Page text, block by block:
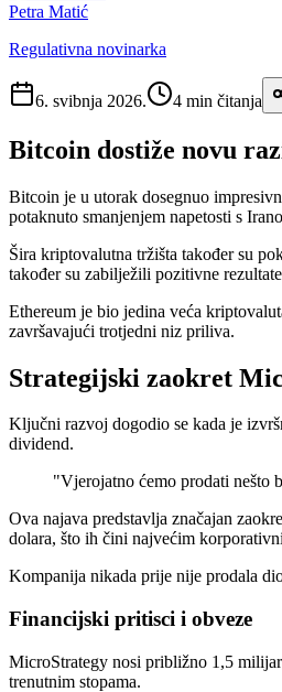
Petra Matić
Regulativna novinarka
6. svibnja 2026. 4 min čitanja
Bitcoin dostiže novu
Bitcoin je u utorak dosegnuo
potaknuto smanjenjem napetosti s
Šira kriptovalutna tržišta također su
također su zabilježili pozitivne
Ethereum je bio jedina veća
završavajući trotjedni niz priliva.
Strategijski zaokret
Ključni razvoj dogodio se kada je
dividend.
"Vjerojatno ćemo prodati nešto
Ova najava predstavlja značajan
dolara, što ih čini najvećim
Kompanija nikada prije nije prodala
Financijski pritisci i obveze
MicroStrategy nosi približno 1,5
trenutnim stopama.